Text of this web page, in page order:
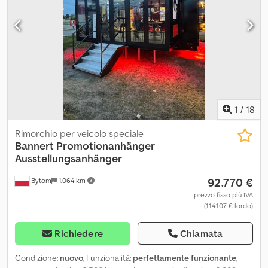
e una piattaforma con cassetti funzionali. Area multimediale e
cucina: Rinforzo predisposto per il montaggio di un televisore da
85 pollici. Mobili bassi (altezza circa 90 cm) lungo la parete
anteriore e moderna isola cucina. Marketing: Pannelli del tetto
con attuatori, completamente puliti e pronti per la vostra
pubblicità o branding.
1 / 18
Bytom 1.064 km
Rimorchio per veicolo speciale
Bannert Promotionanhänger
Ausstellungsanhänger
92.770 €
prezzo fisso più IVA
(114.107 € lordo)
Richiedere Chiamata
Condizione: nuovo, Funzionalità: perfettamente funzionante,